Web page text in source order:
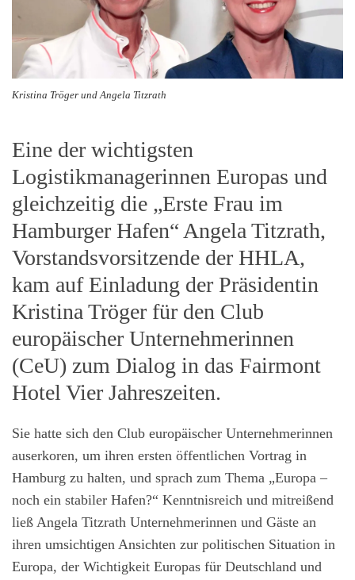
Kristina Tröger und Angela Titzrath
Eine der wichtigsten
Logistikmanagerinnen Europas und
gleichzeitig die „Erste Frau im
Hamburger Hafen“ Angela Titzrath,
Vorstandsvorsitzende der HHLA,
kam auf Einladung der Präsidentin
Kristina Tröger für den Club
europäischer Unternehmerinnen
(CeU) zum Dialog in das Fairmont
Hotel Vier Jahreszeiten.
Sie hatte sich den Club europäischer Unternehmerinnen
auserkoren, um ihren ersten öffentlichen Vortrag in
Hamburg zu halten, und sprach zum Thema „Europa –
noch ein stabiler Hafen?“ Kenntnisreich und mitreißend
ließ Angela Titzrath Unternehmerinnen und Gäste an
ihren umsichtigen Ansichten zur politischen Situation in
Europa, der Wichtigkeit Europas für Deutschland und